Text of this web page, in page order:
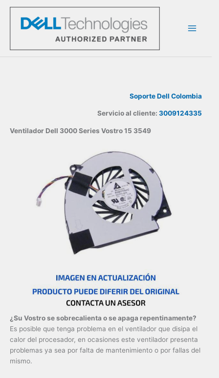
contenido
Soporte Dell Colombia
Servicio al cliente: 3009124335
Ventilador Dell 3000 Series Vostro 15 3549
¿Su Vostro se sobrecalienta o se apaga repentinamente?
Es posible que tenga problema en el ventilador que disipa el
calor del procesador, en ocasiones este ventilador presenta
problemas ya sea por falta de mantenimiento o por fallas del
mismo.